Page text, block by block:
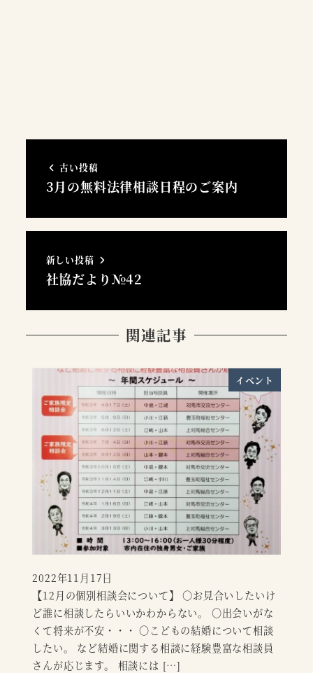
古い投稿
3月の無料法律相談日程のご案内
新しい投稿
社協だより№42
関連記事
イベント
【12月の個別相談会について】 〇お見合いしたいけ
ど誰に相談したらいいかわからない。 〇出会いがな
くて将来が不安・・・ 〇こどもの結婚について相談
したい。 など結婚に関する相談に経験豊富な相談員
さんが応じます。 相談には […]
投稿日
2022年11月17日